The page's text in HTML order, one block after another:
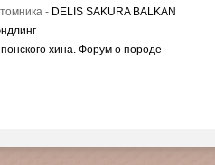
- DELIS SAKURA BALKAN
хина. Форум о породе